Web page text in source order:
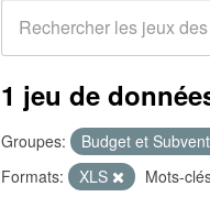
1 jeu de
Groupes: Budget et
Formats:
XLS Mots-